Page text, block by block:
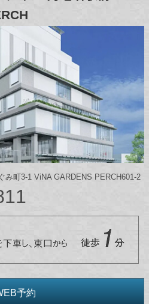
み町3-1 ViNA GARDENS PERCH601-2
予約